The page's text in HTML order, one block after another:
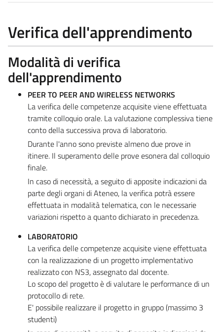
Verifica dell'apprendimento
Modalità di verifica
dell'apprendimento
PEER TO PEER AND WIRELESS NETWORKS
La verifica delle competenze acquisite viene effettuata
tramite colloquio orale. La valutazione complessiva tiene
conto della successiva prova di laboratorio.
Durante l'anno sono previste almeno due prove in
itinere. Il superamento delle prove esonera dal colloquio
finale.
In caso di necessità, a seguito di apposite indicazioni da
parte degli organi di Ateneo, la verifica potrà essere
effettuata in modalità telematica, con le necessarie
variazioni rispetto a quanto dichiarato in precedenza.
LABORATORIO
La verifica delle competenze acquisite viene effettuata
con la realizzazione di un progetto implementativo
realizzato con NS3, assegnato dal docente.
Lo scopo del progetto è di valutare le performance di un
protocollo di rete.
E' possibile realizzare il progetto in gruppo (massimo 3
studenti)